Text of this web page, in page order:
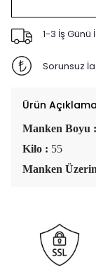
1-3 İş
Sorunsuz
Ürün
Manken Boyu :
Kilo : 55
Manken